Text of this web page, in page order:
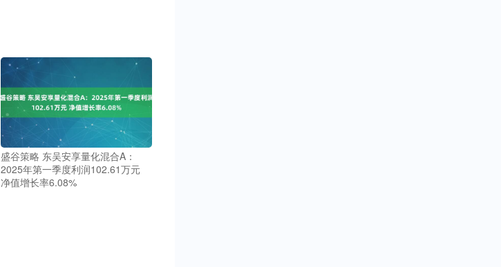
盛谷策略 东吴安享量化混合A：
2025年第一季度利润102.61万元
净值增长率6.08%